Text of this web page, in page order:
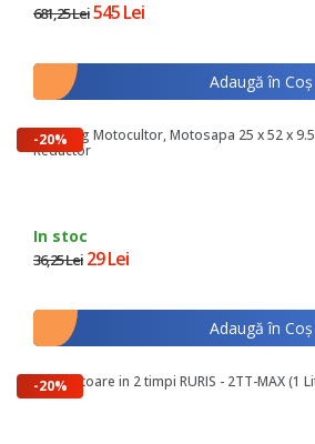
681,25 Lei545 Lei
Adaugă în Coş
-20%
Simering Motocultor, Motosapa 25 x 52 x
Reductor
In stoc
36,25 Lei 29 Lei
Adaugă în Coş
-20%
Ulei Motoare in 2 timpi RURIS - 2TT-MAX (1